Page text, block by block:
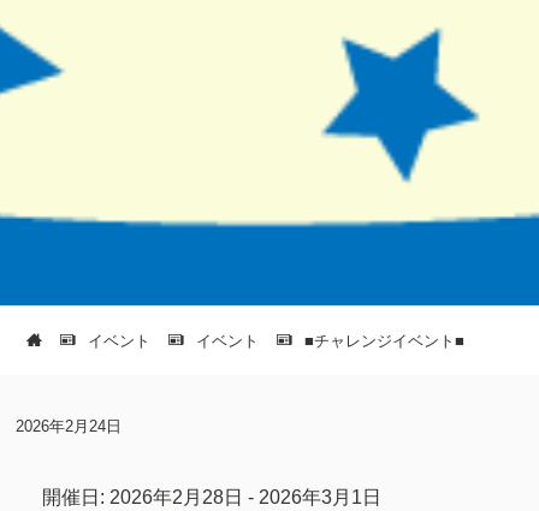
イベント イベント ■チャレンジイベント■
2026年2月24日
開催日: 2026年2月28日 - 2026年3月1日